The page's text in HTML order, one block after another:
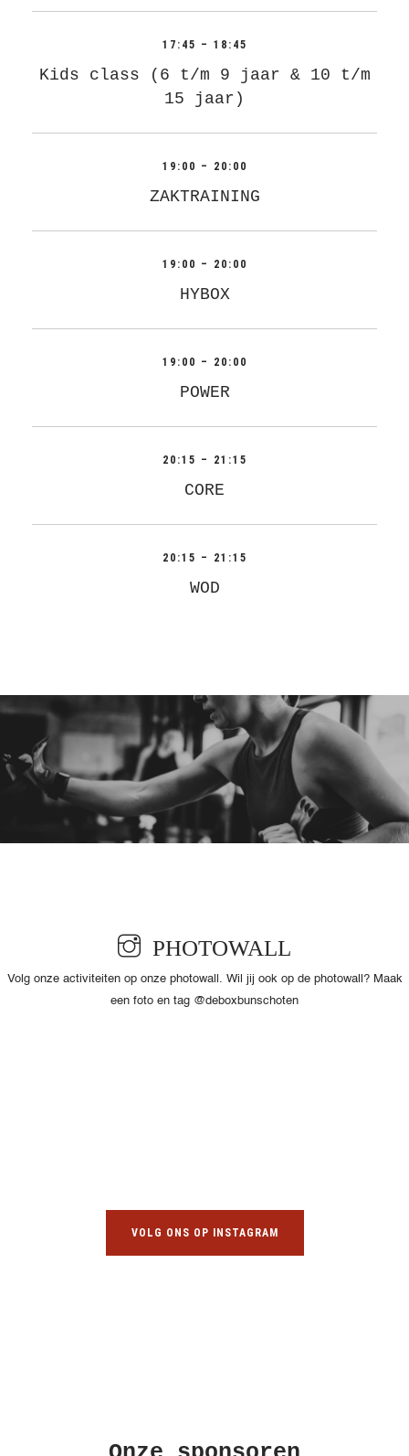
17:45 – 18:45
Kids class (6 t/m 9 jaar & 10 t/m
15 jaar)
19:00 – 20:00
ZAKTRAINING
19:00 – 20:00
HYBOX
19:00 – 20:00
POWER
20:15 – 21:15
CORE
20:15 – 21:15
WOD
PHOTOWALL
Volg onze activiteiten op onze photowall. Wil jij ook op de photowall? Maak
een foto en tag @deboxbunschoten
VOLG ONS OP INSTAGRAM